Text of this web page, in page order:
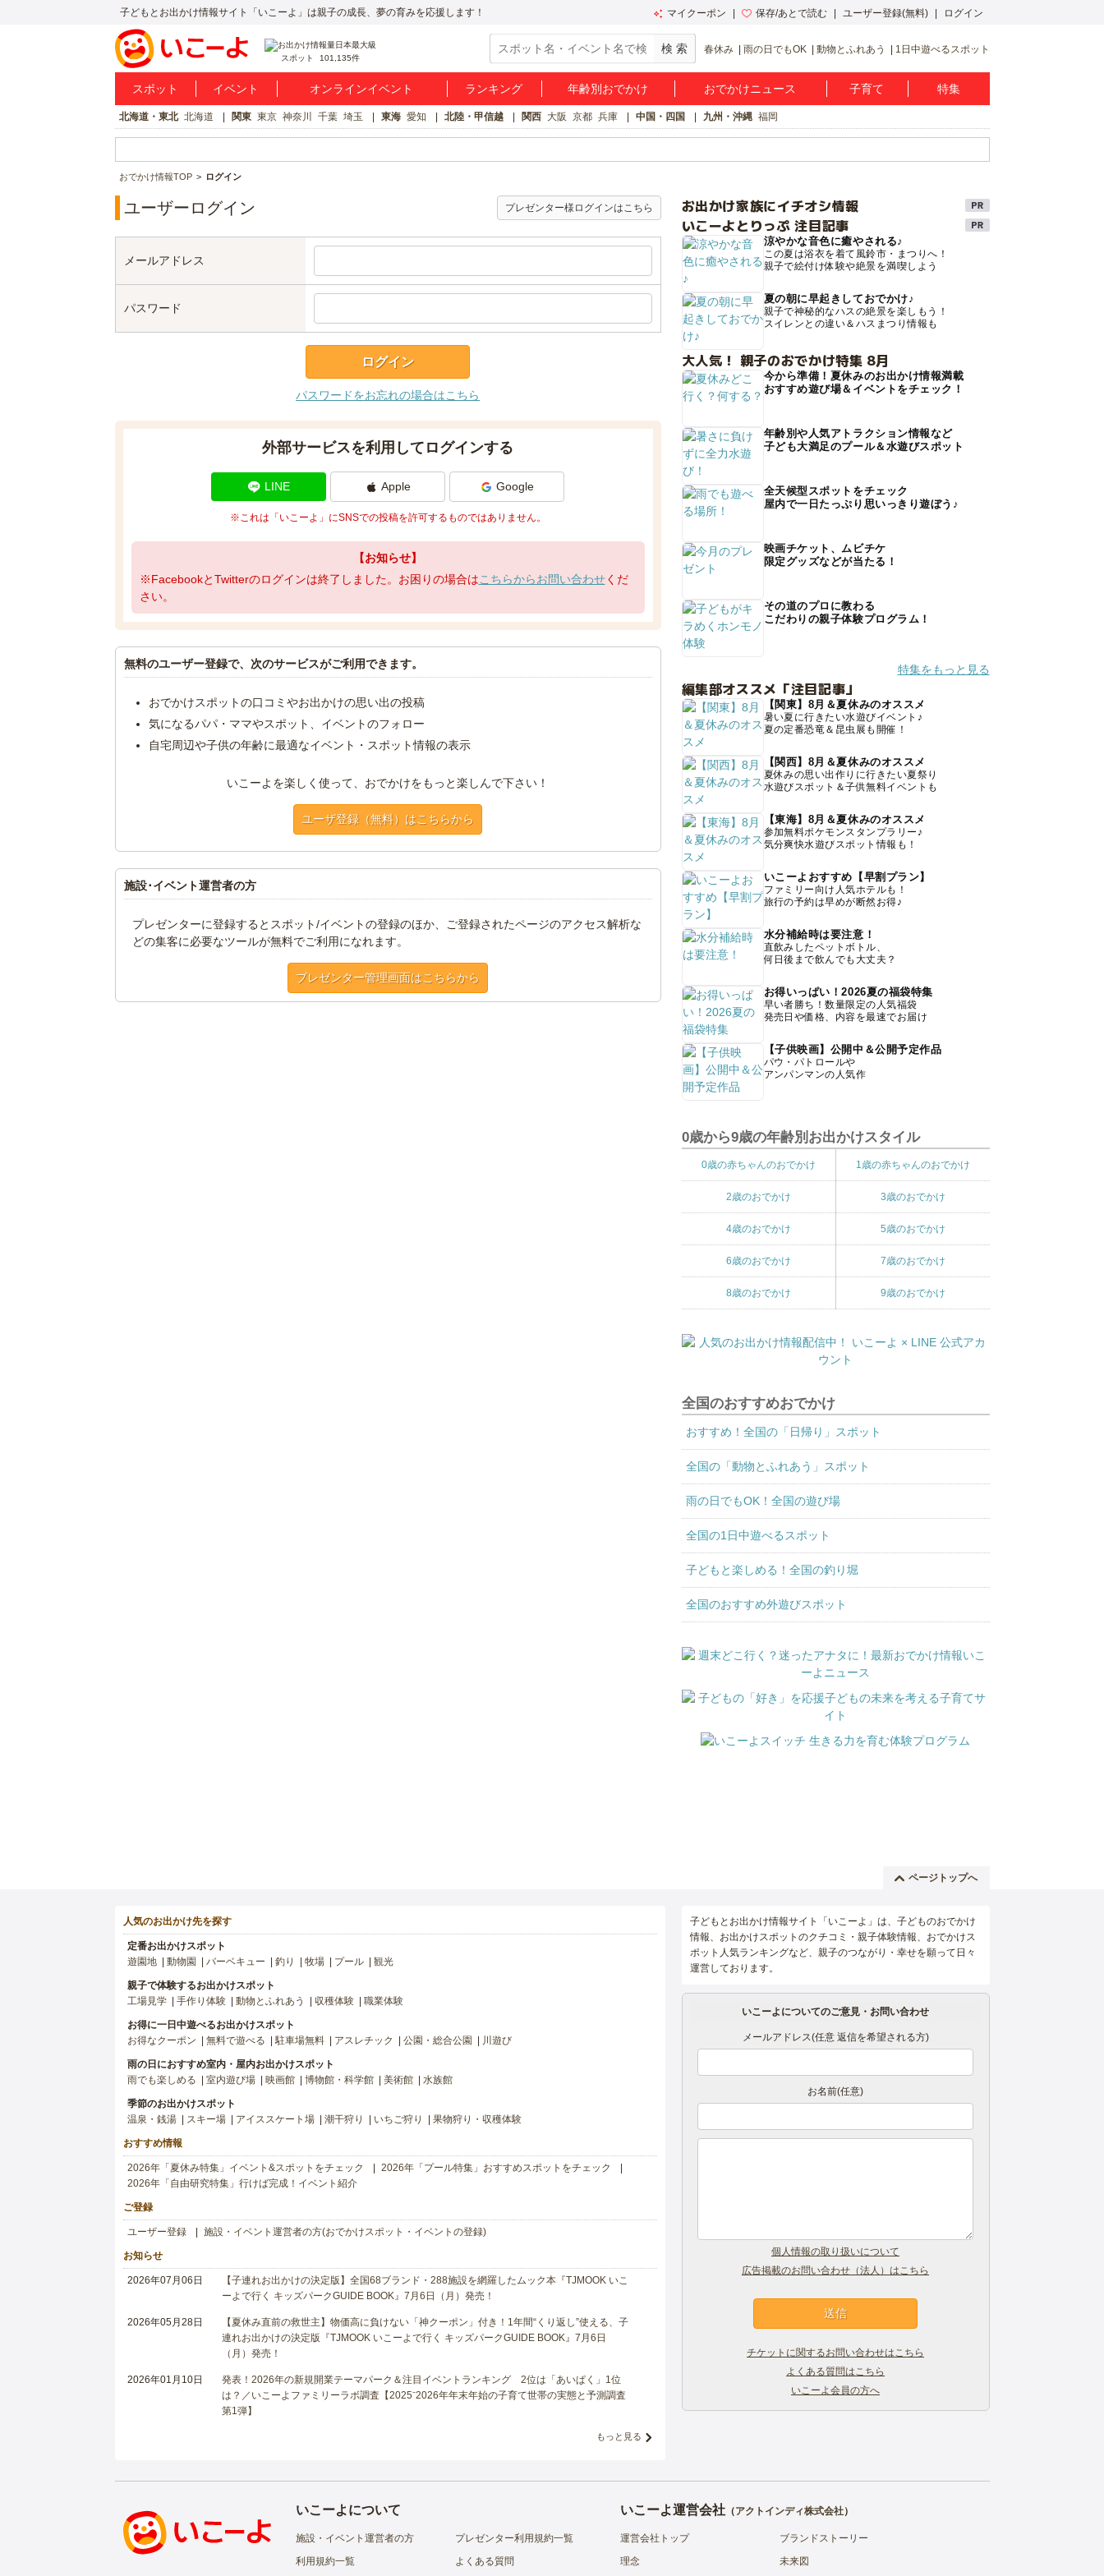
子どもとお出かけ情報サイト「いこーよ」は親子の成長、夢の育みを応援します！ マイクーポン 保存/あとで読む ユーザー登録(無料) ログイン
スポット 101,135件
春休み 雨の日でもOK 動物とふれあう 1日中遊べるスポット
スポット イベント オンラインイベント ランキング 年齢別おでかけ おでかけニュース 子育て 特集
北海道・東北 北海道 関東 東京 神奈川 千葉 埼玉 東海 愛知 北陸・甲信越 関西 大阪 京都 兵庫 中国・四国 九州・沖縄 福岡
おでかけ情報TOP ログイン
ユーザーログイン プレゼンター様ログインはこちら
メールアドレス
パスワード
パスワードをお忘れの場合はこちら
外部サービスを利用してログインする
LINE Apple Google
※これは「いこーよ」にSNSでの投稿を許可するものではありません。
【お知らせ】
※FacebookとTwitterのログインは終了しました。お困りの場合はこちらからお問い合わせくだ
さい。
無料のユーザー登録で、次のサービスがご利用できます。
おでかけスポットの口コミやお出かけの思い出の投稿
気になるパパ・ママやスポット、イベントのフォロー
自宅周辺や子供の年齢に最適なイベント・スポット情報の表示
いこーよを楽しく使って、おでかけをもっと楽しんで下さい！
ユーザ登録（無料）はこちらから
施設･イベント運営者の方
プレゼンターに登録するとスポット/イベントの登録のほか、ご登録されたページのアクセス解析な
どの集客に必要なツールが無料でご利用になれます。
プレゼンター管理画面はこちらから
お出かけ家族にイチオシ情報
いこーよとりっぷ 注目記事
涼やかな音色に癒やされる♪
この夏は浴衣を着て風鈴市・まつりへ！
親子で絵付け体験や絶景を満喫しよう
夏の朝に早起きしておでかけ♪
親子で神秘的なハスの絶景を楽しもう！
スイレンとの違い＆ハスまつり情報も
大人気！ 親子のおでかけ特集 8月
今から準備！夏休みのお出かけ情報満載
おすすめ遊び場＆イベントをチェック！
年齢別や人気アトラクション情報など
子ども大満足のプール＆水遊びスポット
全天候型スポットをチェック
屋内で一日たっぷり思いっきり遊ぼう♪
映画チケット、ムビチケ
限定グッズなどが当たる！
その道のプロに教わる
こだわりの親子体験プログラム！
特集をもっと見る
編集部オススメ「注目記事」
【関東】8月＆夏休みのオススメ
暑い夏に行きたい水遊びイベント♪
夏の定番恐竜＆昆虫展も開催！
【関西】8月＆夏休みのオススメ
夏休みの思い出作りに行きたい夏祭り
水遊びスポット＆子供無料イベントも
【東海】8月＆夏休みのオススメ
参加無料ポケモンスタンプラリー♪
気分爽快水遊びスポット情報も！
いこーよおすすめ【早割プラン】
ファミリー向け人気ホテルも！
旅行の予約は早めが断然お得♪
水分補給時は要注意！
直飲みしたペットボトル、
何日後まで飲んでも大丈夫？
お得いっぱい！2026夏の福袋特集
早い者勝ち！数量限定の人気福袋
発売日や価格、内容を最速でお届け
【子供映画】公開中＆公開予定作品
パウ・パトロールや
アンパンマンの人気作
0歳から9歳の年齢別お出かけスタイル
0歳の赤ちゃんのおでかけ 1歳の赤ちゃんのおでかけ
2歳のおでかけ 3歳のおでかけ
4歳のおでかけ 5歳のおでかけ
6歳のおでかけ 7歳のおでかけ
8歳のおでかけ 9歳のおでかけ
全国のおすすめおでかけ
おすすめ！全国の「日帰り」スポット
全国の「動物とふれあう」スポット
雨の日でもOK！全国の遊び場
全国の1日中遊べるスポット
子どもと楽しめる！全国の釣り堀
全国のおすすめ外遊びスポット
ページトップへ
人気のお出かけ先を探す
定番お出かけスポット
遊園地
動物園 バーベキュー 釣り 牧場 プール 観光
親子で体験するお出かけスポット
工場見学
手作り体験 動物とふれあう 収穫体験 職業体験
お得に一日中遊べるお出かけスポット
お得なクーポン
無料で遊べる 駐車場無料 アスレチック 公園・総合公園 川遊び
雨の日におすすめ室内・屋内お出かけスポット
雨でも楽しめる
室内遊び場 映画館 博物館・科学館 美術館 水族館
季節のお出かけスポット
温泉・銭湯
スキー場 アイススケート場 潮干狩り いちご狩り 果物狩り・収穫体験
おすすめ情報
2026年「夏休み特集」イベント&スポットをチェック
2026年「プール特集」おすすめスポットをチェック
2026年「自由研究特集」行けば完成！イベント紹介
ご登録
ユーザー登録 施設・イベント運営者の方(おでかけスポット・イベントの登録)
お知らせ
2026年07月06日
【子連れお出かけの決定版】全国68ブランド・288施設を網羅したムック本『TJMOOK いこ
ーよで行く キッズパークGUIDE BOOK』7月6日（月）発売！
2026年05月28日
【夏休み直前の救世主】物価高に負けない「神クーポン」付き！1年間“くり返し”使える、子
連れお出かけの決定版『TJMOOK いこーよで行く キッズパークGUIDE BOOK』7月6日
（月）発売！
2026年01月10日
発表！2026年の新規開業テーマパーク＆注目イベントランキング 2位は「あいぱく」1位
は？／いこーよファミリーラボ調査【2025⁻2026年年末年始の子育て世帯の実態と予測調査
第1弾】
もっと見る
子どもとお出かけ情報サイト「いこーよ」は、子どものおでかけ
情報、お出かけスポットのクチコミ・親子体験情報、おでかけス
ポット人気ランキングなど、親子のつながり・幸せを願って日々
運営しております。
いこーよについてのご意見・お問い合わせ
メールアドレス(任意 返信を希望される方)
お名前(任意)
個人情報の取り扱いについて
広告掲載のお問い合わせ（法人）はこちら
チケットに関するお問い合わせはこちら
よくある質問はこちら
いこーよ会員の方へ
いこーよについて
施設・イベント運営者の方
プレゼンター利用規約一覧
利用規約一覧
よくある質問
いこーよ運営会社（アクトインディ株式会社）
運営会社トップ
ブランドストーリー
理念
未来図